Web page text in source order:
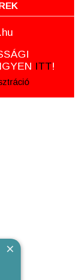
ITT!
×